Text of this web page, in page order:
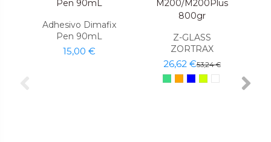
Adhesivo Dimafix
Pen 90mL
15,00 €
Z-GLASS
ZORTRAX
26,62 €53,24 €